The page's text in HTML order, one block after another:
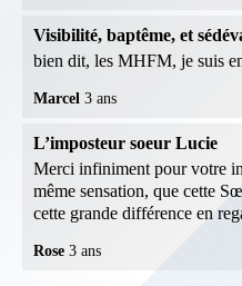
Visibilité, baptême, et
bien dit, les MHFM, je suis
Marcel 3 ans
L’imposteur soeur Lucie
Merci infiniment pour votre
même sensation, que cette
cette grande différence en
Rose 3 ans